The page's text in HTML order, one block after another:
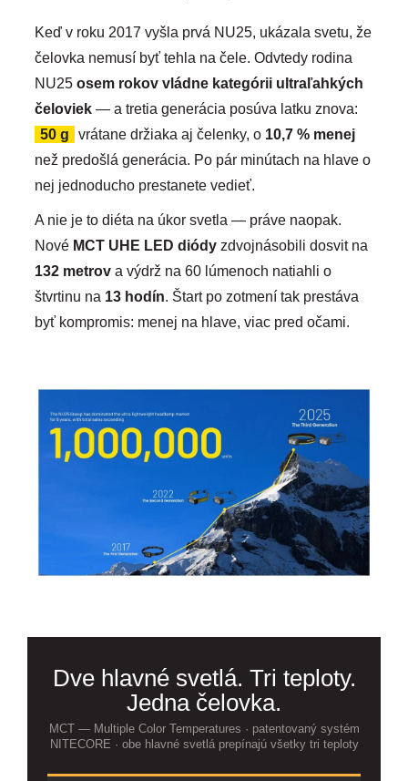
Keď v roku 2017 vyšla prvá NU25, ukázala svetu, že
čelovka nemusí byť tehla na čele. Odvtedy rodina
NU25 osem rokov vládne kategórii ultraľahkých
čeloviek — a tretia generácia posúva latku znova:
50 g
vrátane držiaka aj čelenky, o 10,7 % menej
než predošlá generácia. Po pár minútach na hlave o
nej jednoducho prestanete vedieť.
A nie je to diéta na úkor svetla — práve naopak.
Nové MCT UHE LED diódy zdvojnásobili dosvit na
132 metrov a výdrž na 60 lúmenoch natiahli o
štvrtinu na 13 hodín. Štart po zotmení tak prestáva
byť kompromis: menej na hlave, viac pred očami.
Dve hlavné svetlá. Tri teploty.
Jedna čelovka.
MCT — Multiple Color Temperatures · patentovaný systém
NITECORE · obe hlavné svetlá prepínajú všetky tri teploty